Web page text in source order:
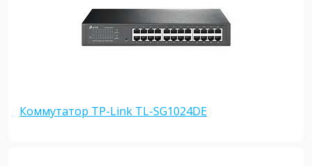
Коммутатор TP-Link TL-SG1024DE